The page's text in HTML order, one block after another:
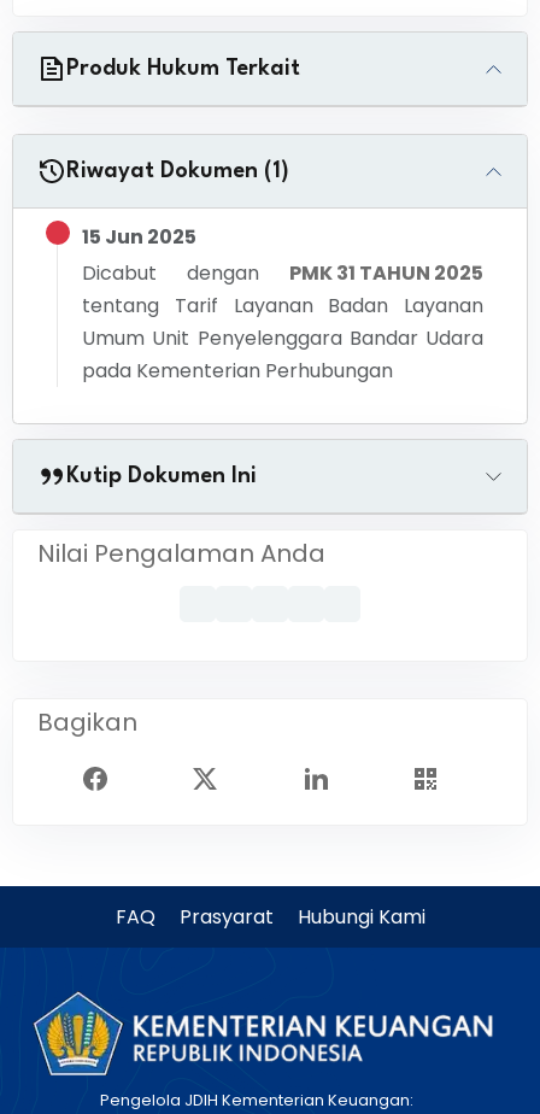
Produk Hukum Terkait
Riwayat Dokumen (1)
15 Jun 2025
Dicabut dengan
PMK 31 TAHUN 2025
tentang Tarif Layanan Badan Layanan
Umum Unit Penyelenggara Bandar Udara
pada Kementerian Perhubungan
Kutip Dokumen Ini
Nilai Pengalaman Anda
Bagikan
FAQ Prasyarat Hubungi Kami
Pengelola JDIH Kementerian Keuangan: